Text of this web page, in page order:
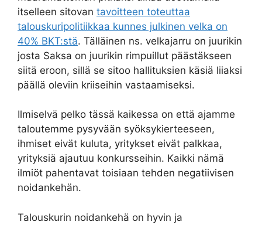
itselleen sitovan tavoitteen toteuttaa
talouskuripolitiikkaa kunnes julkinen velka on
40% BKT:stä. Tälläinen ns. velkajarru on juurikin
josta Saksa on juurikin rimpuillut päästäkseen
siitä eroon, sillä se sitoo hallituksien käsiä liiaksi
päällä oleviin kriiseihin vastaamiseksi.
Ilmiselvä pelko tässä kaikessa on että ajamme
taloutemme pysyvään syöksykierteeseen,
ihmiset eivät kuluta, yritykset eivät palkkaa,
yrityksiä ajautuu konkursseihin. Kaikki nämä
ilmiöt pahentavat toisiaan tehden negatiivisen
noidankehän.
Talouskurin noidankehä on hyvin ja